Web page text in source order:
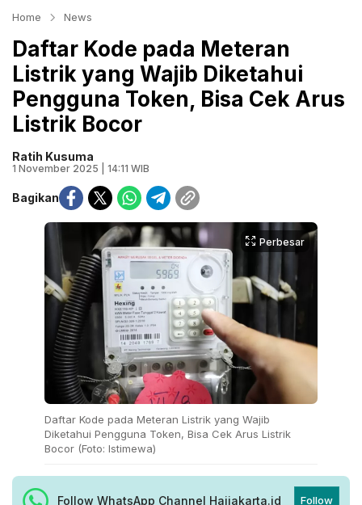
Home News
Daftar Kode pada Meteran
Listrik yang Wajib Diketahui
Pengguna Token, Bisa Cek Arus
Listrik Bocor
Ratih Kusuma
1 November 2025 | 14:11 WIB
Bagikan
Perbesar
Daftar Kode pada Meteran Listrik yang Wajib
Diketahui Pengguna Token, Bisa Cek Arus Listrik
Bocor (Foto: Istimewa)
Follow WhatsApp Channel Haijakarta.id Follow